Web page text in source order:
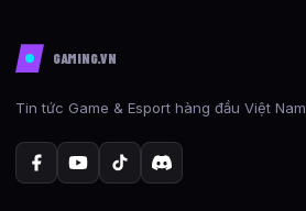
GAMING.VN
Tin tức Game & Esport hàng đầu Việt Nam